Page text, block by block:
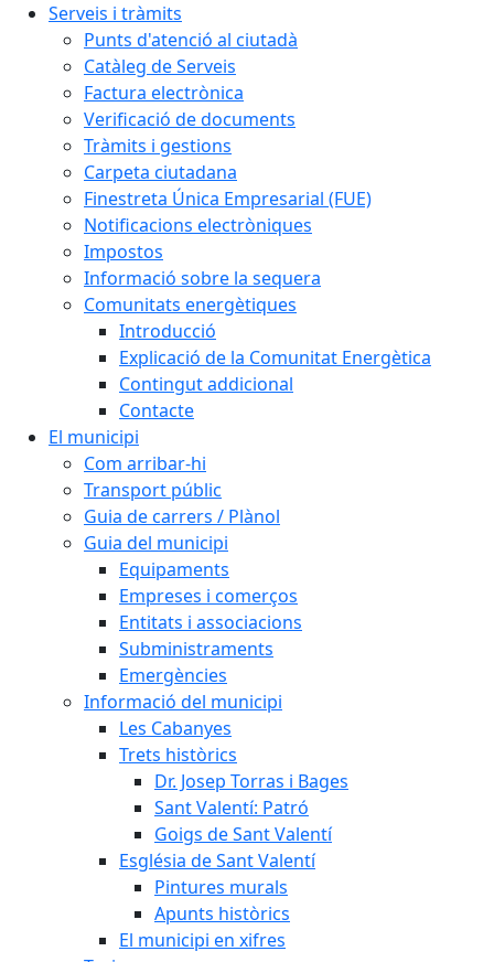
Serveis i tràmits
Punts d'atenció al ciutadà
Catàleg de Serveis
Factura electrònica
Verificació de documents
Tràmits i gestions
Carpeta ciutadana
Finestreta Única Empresarial (FUE)
Notificacions electròniques
Impostos
Informació sobre la sequera
Comunitats energètiques
Introducció
Explicació de la Comunitat Energètica
Contingut addicional
Contacte
El municipi
Com arribar-hi
Transport públic
Guia de carrers / Plànol
Guia del municipi
Equipaments
Empreses i comerços
Entitats i associacions
Subministraments
Emergències
Informació del municipi
Les Cabanyes
Trets històrics
Dr. Josep Torras i Bages
Sant Valentí: Patró
Goigs de Sant Valentí
Església de Sant Valentí
Pintures murals
Apunts històrics
El municipi en xifres